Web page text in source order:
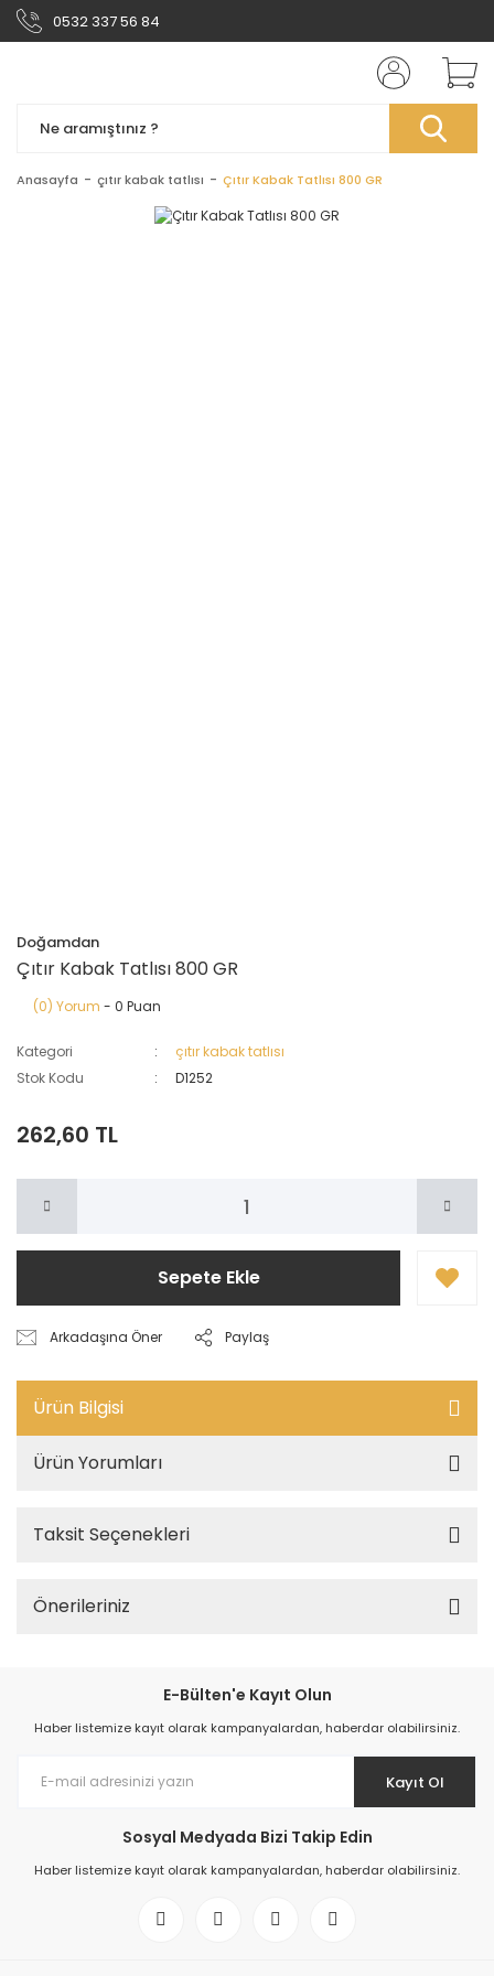
0532 337 56 84
Anasayfa çıtır kabak tatlısı Çıtır Kabak Tatlısı 800 GR
Doğamdan
Çıtır Kabak Tatlısı 800 GR
(0) Yorum - 0 Puan
Kategori
çıtır kabak tatlısı
Stok Kodu
D1252
262,60 TL
Sepete Ekle
Arkadaşına Öner Paylaş
Ürün Bilgisi
Ürün Yorumları
Taksit Seçenekleri
Önerileriniz
E-Bülten'e Kayıt Olun
Haber listemize kayıt olarak kampanyalardan, haberdar olabilirsiniz.
Kayıt Ol
Sosyal Medyada Bizi Takip Edin
Haber listemize kayıt olarak kampanyalardan, haberdar olabilirsiniz.